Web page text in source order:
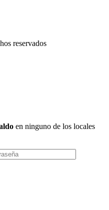
reservados
en ninguno de los locales